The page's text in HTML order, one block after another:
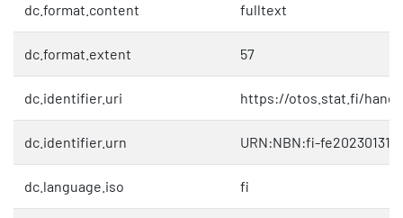
dc.format.content fulltext
dc.format.extent 57
dc.identifier.uri https://otos.stat.fi/
dc.identifier.urn URN:NBN:fi-
dc.language.iso fi